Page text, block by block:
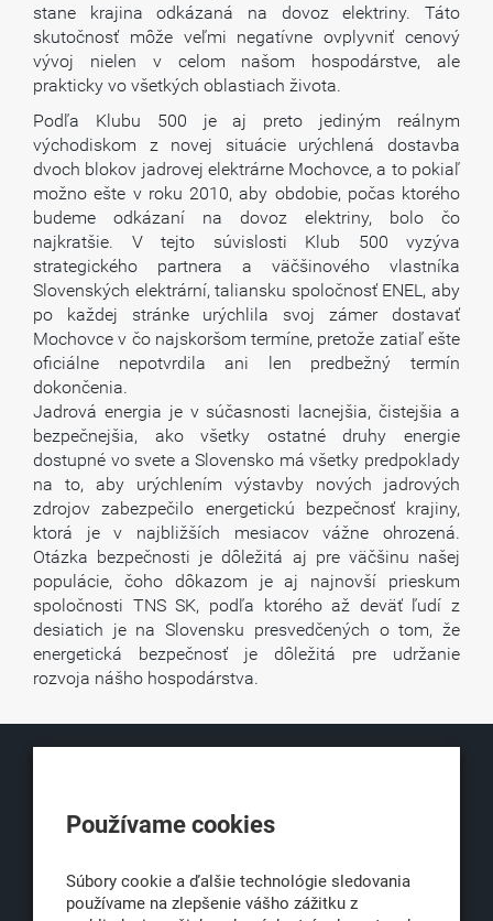
stane krajina odkázaná na dovoz elektriny. Táto
skutočnosť môže veľmi negatívne ovplyvniť cenový
vývoj nielen v celom našom hospodárstve, ale
prakticky vo všetkých oblastiach života.
Podľa Klubu 500 je aj preto jediným reálnym
východiskom z novej situácie urýchlená dostavba
dvoch blokov jadrovej elektrárne Mochovce, a to pokiaľ
možno ešte v roku 2010, aby obdobie, počas ktorého
budeme odkázaní na dovoz elektriny, bolo čo
najkratšie. V tejto súvislosti Klub 500 vyzýva
strategického partnera a väčšinového vlastníka
Slovenských elektrární, taliansku spoločnosť ENEL, aby
po každej stránke urýchlila svoj zámer dostavať
Mochovce v čo najskoršom termíne, pretože zatiaľ ešte
oficiálne nepotvrdila ani len predbežný termín
dokončenia.
Jadrová energia je v súčasnosti lacnejšia, čistejšia a
bezpečnejšia, ako všetky ostatné druhy energie
dostupné vo svete a Slovensko má všetky predpoklady
na to, aby urýchlením výstavby nových jadrových
zdrojov zabezpečilo energetickú bezpečnosť krajiny,
ktorá je v najbližších mesiacov vážne ohrozená.
Otázka bezpečnosti je dôležitá aj pre väčšinu našej
populácie, čoho dôkazom je aj najnovší prieskum
spoločnosti TNS SK, podľa ktorého až deväť ľudí z
desiatich je na Slovensku presvedčených o tom, že
energetická bezpečnosť je dôležitá pre udržanie
rozvoja nášho hospodárstva.
Obchodná 6
Používame cookies
Súbory cookie a ďalšie technológie sledovania
používame na zlepšenie vášho zážitku z